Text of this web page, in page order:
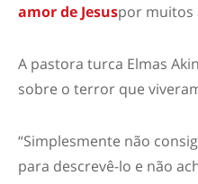
amor de Jesuspor muitos
A pastora turca Elmas
sobre o terror que
“Simplesmente não
para descrevê-lo e não